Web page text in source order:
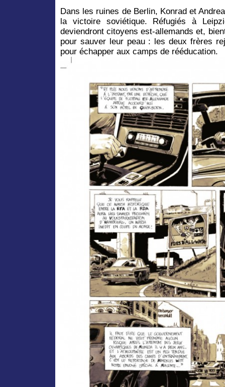
Dans les ruines de Berlin, Konrad et
la victoire soviétique. Réfugiés à
deviendront citoyens est-allemands et,
pour sauver leur peau : les deux frères
pour échapper aux camps de rééducation.